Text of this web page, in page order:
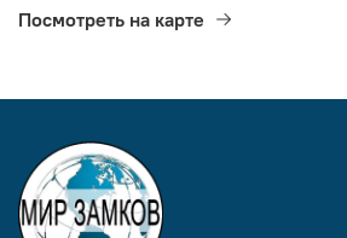
Посмотреть на карте